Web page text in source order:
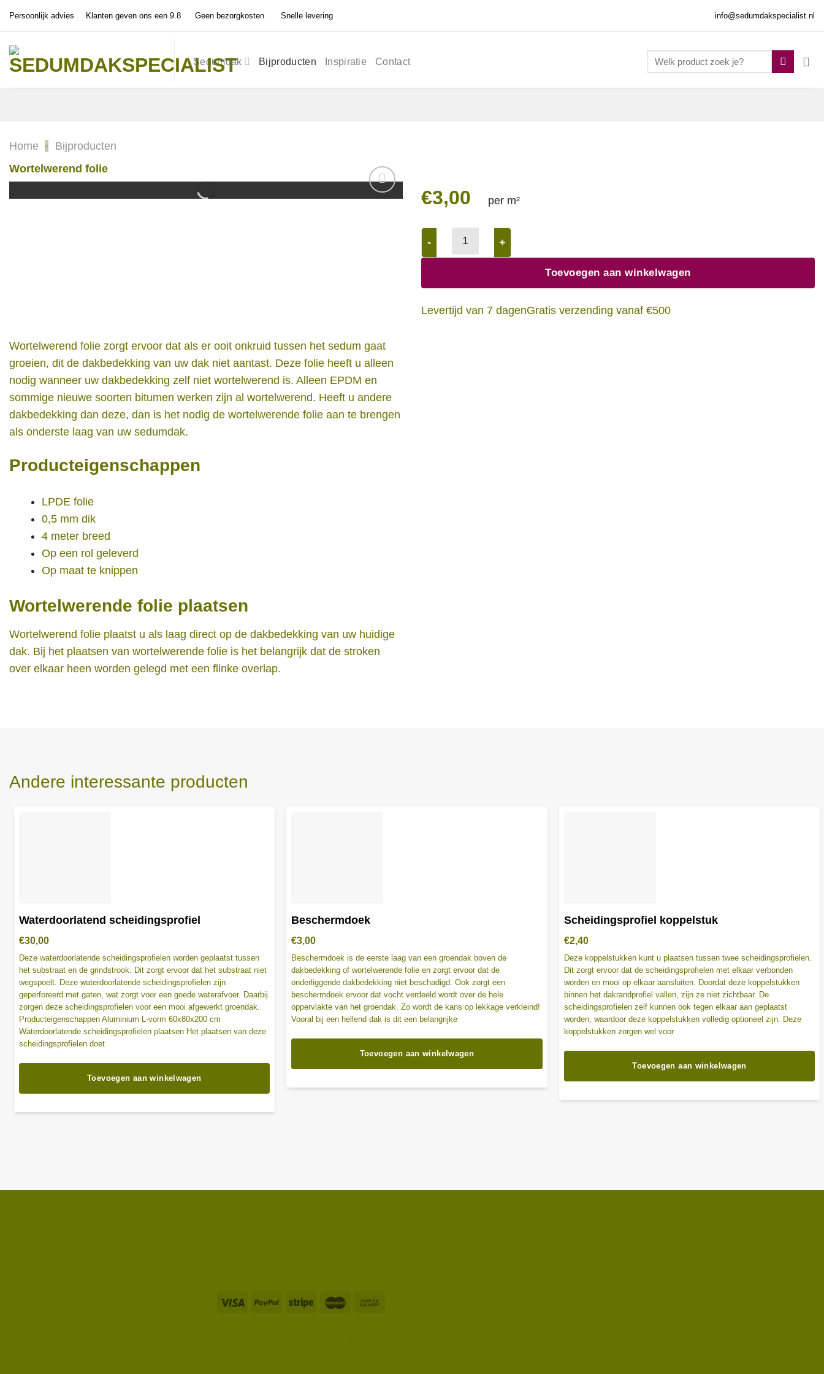
inhoud
Persoonlijk advies Klanten geven ons een 9.8 Geen bezorgkosten Snelle levering info@sedumdakspecialist.nl
Sedumdak Bijproducten Inspiratie Contact
Zoeken
Home •
Bijproducten
Wortelwerend folie
€3,00 per m²
Wortelwerend folie aantal
Toevoegen aan winkelwagen
Levertijd van 7 dagenGratis verzending vanaf €500
Wortelwerend folie zorgt ervoor dat als er ooit onkruid tussen het sedum gaat
groeien, dit de dakbedekking van uw dak niet aantast. Deze folie heeft u alleen
nodig wanneer uw dakbedekking zelf niet wortelwerend is. Alleen EPDM en
sommige nieuwe soorten bitumen werken zijn al wortelwerend. Heeft u andere
dakbedekking dan deze, dan is het nodig de wortelwerende folie aan te brengen
als onderste laag van uw sedumdak.
Producteigenschappen
LPDE folie
0,5 mm dik
4 meter breed
Op een rol geleverd
Op maat te knippen
Wortelwerende folie plaatsen
Wortelwerend folie plaatst u als laag direct op de dakbedekking van uw huidige
dak. Bij het plaatsen van wortelwerende folie is het belangrijk dat de stroken
over elkaar heen worden gelegd met een flinke overlap.
Andere interessante producten
Waterdoorlatend scheidingsprofiel
€30,00
Deze waterdoorlatende scheidingsprofielen worden geplaatst tussen
het substraat en de grindstrook. Dit zorgt ervoor dat het substraat niet
wegspoelt. Deze waterdoorlatende scheidingsprofielen zijn
geperforeerd met gaten, wat zorgt voor een goede waterafvoer. Daarbij
zorgen deze scheidingsprofielen voor een mooi afgewerkt groendak.
Producteigenschappen Aluminium L-vorm 60x80x200 cm
Waterdoorlatende scheidingsprofielen plaatsen Het plaatsen van deze
scheidingsprofielen doet
Toevoegen aan winkelwagen
Beschermdoek
€3,00
Beschermdoek is de eerste laag van een groendak boven de
dakbedekking of wortelwerende folie en zorgt ervoor dat de
onderliggende dakbedekking niet beschadigd. Ook zorgt een
beschermdoek ervoor dat vocht verdeeld wordt over de hele
oppervlakte van het groendak. Zo wordt de kans op lekkage verkleind!
Vooral bij een hellend dak is dit een belangrijke
Toevoegen aan winkelwagen
Scheidingsprofiel koppelstuk
€2,40
Deze koppelstukken kunt u plaatsen tussen twee scheidingsprofielen.
Dit zorgt ervoor dat de scheidingsprofielen met elkaar verbonden
worden en mooi op elkaar aansluiten. Doordat deze koppelstukken
binnen het dakrandprofiel vallen, zijn ze niet zichtbaar. De
scheidingsprofielen zelf kunnen ook tegen elkaar aan geplaatst
worden, waardoor deze koppelstukken volledig optioneel zijn. Deze
koppelstukken zorgen wel voor
Toevoegen aan winkelwagen